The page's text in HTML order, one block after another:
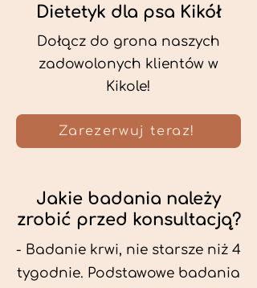
Dietetyk dla psa Kikół
Dołącz do grona naszych
zadowolonych klientów w
Kikole!
Zarezerwuj teraz!
Jakie badania należy
zrobić przed konsultacją?
- Badanie krwi, nie starsze niż 4
tygodnie. Podstawowe badania